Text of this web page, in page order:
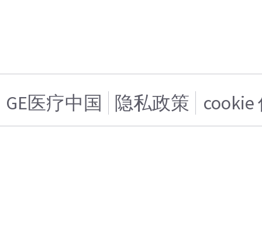
GE医疗中国 隐私政策 cookie